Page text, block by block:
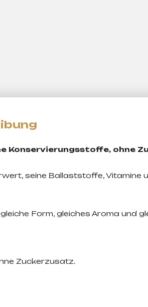
Konservierungsstoffe, ohne
seine Ballaststoffe, Vitamine
Form, gleiches Aroma und
Zuckerzusatz.